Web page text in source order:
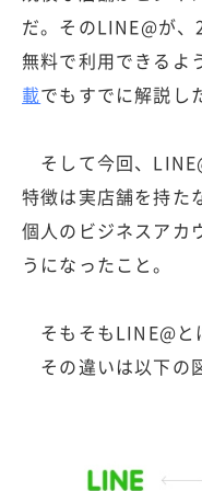
だ。そのLINE@が、
無料で利用できるよ
載でもすでに解説し
そして今回、
特徴は実店舗を持た
個人のビジネスアカ
うになったこと。
そもそもLINE@と
その違いは以下の